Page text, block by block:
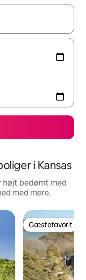
navigere med
i Kansas
højt bedømt med
med mere.
Gæstefavorit
Gæstefavorit